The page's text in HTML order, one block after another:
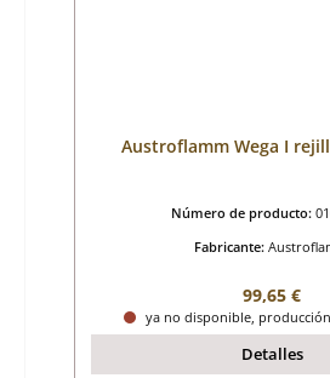
Austroflamm Wega I
Número de producto:
Fabricante:
Precio
99,65 €
ya no disponible,
Detalles